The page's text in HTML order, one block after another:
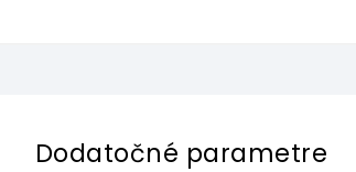
Dodatočné parametre